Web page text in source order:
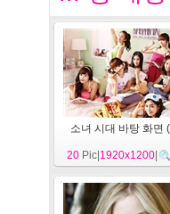
소녀 시대 바탕 화면
20 Pic| 1920x1200